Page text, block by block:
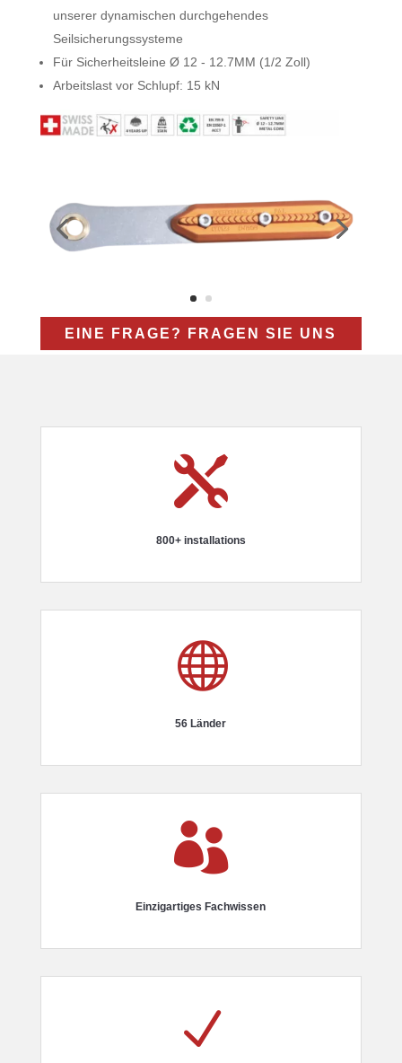
unserer dynamischen durchgehendes
Seilsicherungssysteme
Für Sicherheitsleine Ø 12 - 12.7MM (1/2 Zoll)
Arbeitslast vor Schlupf: 15 kN
EINE FRAGE? FRAGEN SIE UNS

800+ installations

56 Länder

Einzigartiges Fachwissen
N